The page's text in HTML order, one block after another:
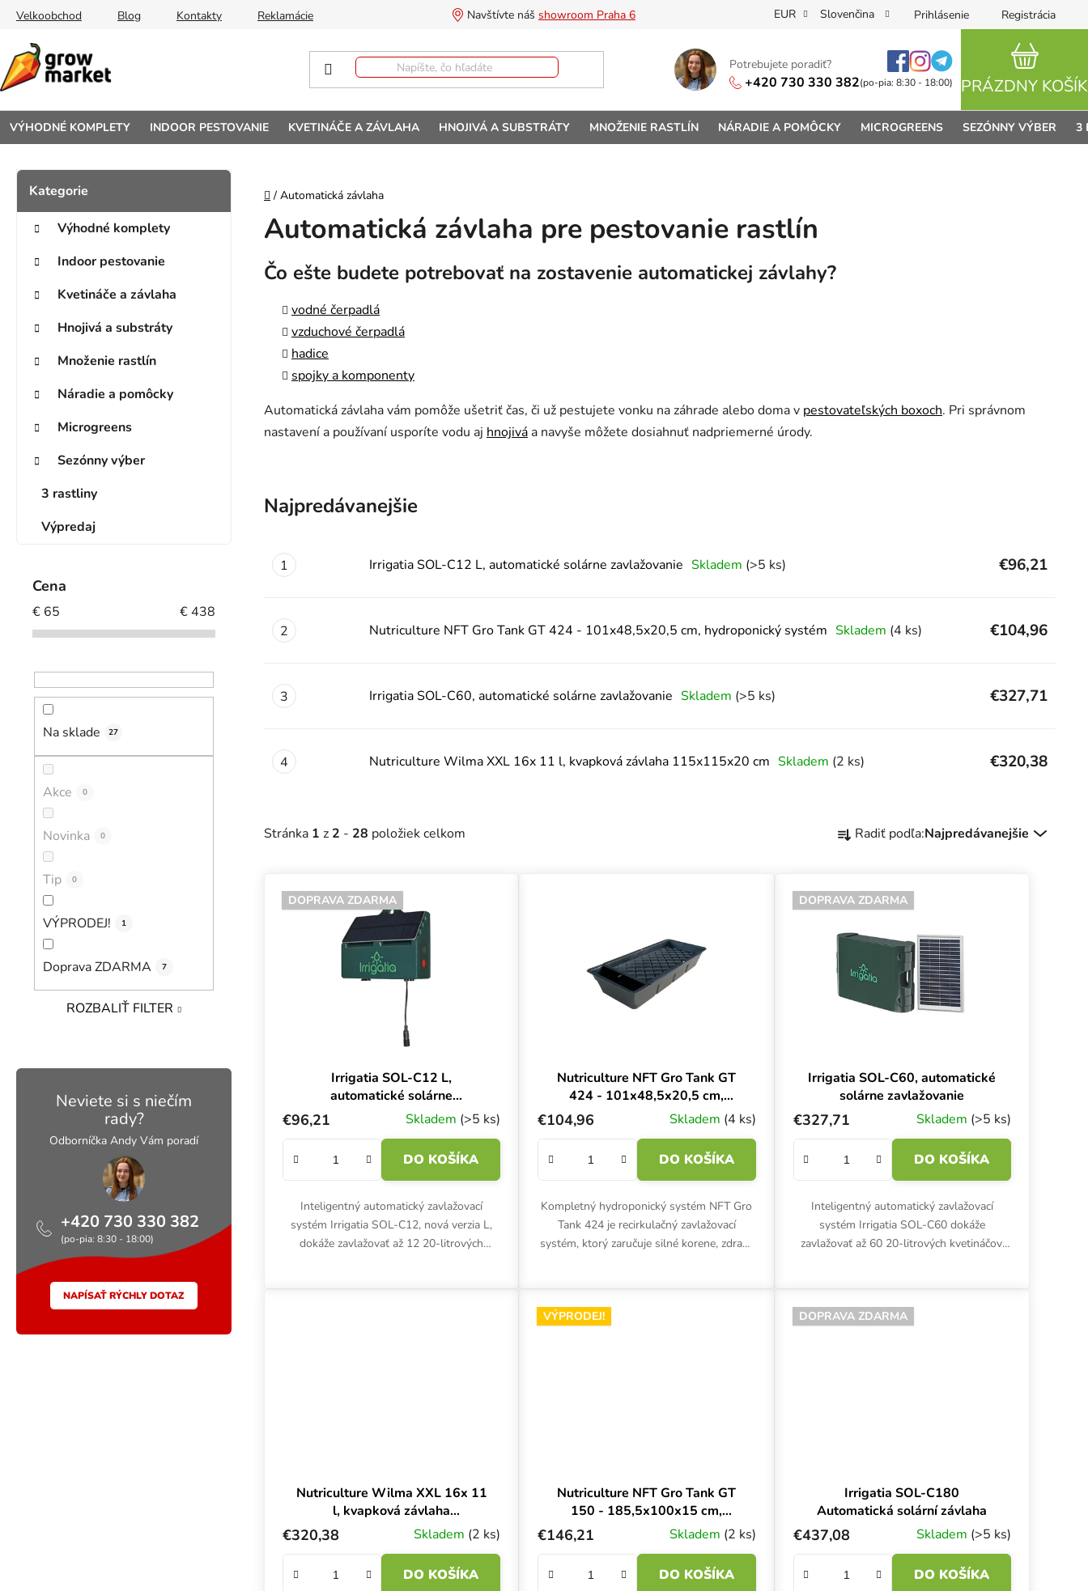
Prejsť na obsah
Velkoobchod Blog Kontakty Reklamácie Navštívte náš showroom Praha 6 EUR Slovenčina Prihlásenie Registrácia
Potrebujete poradiť?
+420 730 330 382(po-pia: 8:30 - 18:00) PRÁZDNY KOŠÍK
VÝHODNÉ KOMPLETY INDOOR PESTOVANIE KVETINÁČE A ZÁVLAHA HNOJIVÁ A SUBSTRÁTY MNOŽENIE RASTLÍN NÁRADIE A POMÔCKY MICROGREENS SEZÓNNY VÝBER 3
Bočný panel
Preskočiť kategórie
Kategórie
Výhodné komplety
Indoor pestovanie
Kvetináče a závlaha
Hnojivá a substráty
Množenie rastlín
Náradie a pomôcky
Microgreens
Sezónny výber
3 rastliny
Výpredaj
Cena
€ 65 € 438
Na sklade 27
Akce 0
Novinka 0
Tip 0
VÝPRODEJ! 1
Doprava ZDARMA 7
ROZBALIŤ FILTER
Neviete si s niečím
rady?
Odborníčka Andy Vám poradí
+420 730 330 382
(po-pia: 8:30 - 18:00)
NAPÍSAŤ RÝCHLY DOTAZ
Domov
/ Automatická závlaha
Automatická závlaha pre pestovanie rastlín
Čo ešte budete potrebovať na zostavenie automatickej závlahy?
vodné čerpadlá
vzduchové čerpadlá
hadice
spojky a komponenty
Automatická závlaha vám pomôže ušetriť čas, či už pestujete vonku na záhrade alebo doma v pestovateľských boxoch. Pri správnom
nastavení a používaní usporíte vodu aj hnojivá a navyše môžete dosiahnuť nadpriemerné úrody.
Najpredávanejšie
Irrigatia SOL-C12 L, automatické solárne zavlažovanie Skladem (>5 ks) €96,21
Nutriculture NFT Gro Tank GT 424 - 101x48,5x20,5 cm, hydroponický systém Skladem (4 ks) €104,96
Irrigatia SOL-C60, automatické solárne zavlažovanie Skladem (>5 ks) €327,71
Nutriculture Wilma XXL 16x 11 l, kvapková závlaha 115x115x20 cm Skladem (2 ks) €320,38
Stránka 1 z 2 - 28 položiek celkom Radenie produktov
Radiť podľa:Najpredávanejšie
DOPRAVA ZDARMA
Irrigatia SOL-C12 L,
automatické solárne
zavlažovanieSkladem (>5 ks)
€96,21
DO KOŠÍKA
Inteligentný automatický zavlažovací
systém Irrigatia SOL-C12, nová verzia L,
dokáže zavlažovať až 12 20-litrových
Nutriculture NFT Gro Tank GT
424 - 101x48,5x20,5 cm,
hydroponický systém
Skladem (4 ks)
€104,96
DO KOŠÍKA
Kompletný hydroponický systém NFT Gro
Tank 424 je recirkulačný zavlažovací
systém, ktorý zaručuje silné korene, zdravé
DOPRAVA ZDARMA
Irrigatia SOL-C60, automatické
solárne zavlažovanie
Skladem (>5 ks)
€327,71
DO KOŠÍKA
Inteligentný automatický zavlažovací
systém Irrigatia SOL-C60 dokáže
zavlažovať až 60 20-litrových kvetináčov.
Nutriculture Wilma XXL 16x 11
l, kvapková závlaha
115x115x20 cm
Skladem (2 ks)
€320,38
DO KOŠÍKA
VÝPRODEJ!
Nutriculture NFT Gro Tank GT
150 - 185,5x100x15 cm,
hydroponický systém
Skladem (2 ks)
€146,21
DO KOŠÍKA
DOPRAVA ZDARMA
Irrigatia SOL-C180
Automatická solární závlaha
Skladem (>5 ks)
€437,08
DO KOŠÍKA